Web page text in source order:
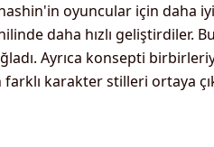
oyuncular için daha
daha hızlı geliştirdiler.
Ayrıca konsepti
karakter stilleri ortaya